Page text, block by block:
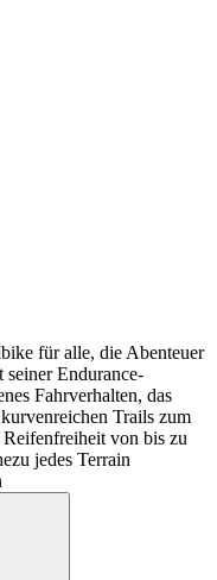
für alle, die Abenteuer
Endurance-
Fahrverhalten, das
Trails zum
von bis zu
jedes Terrain